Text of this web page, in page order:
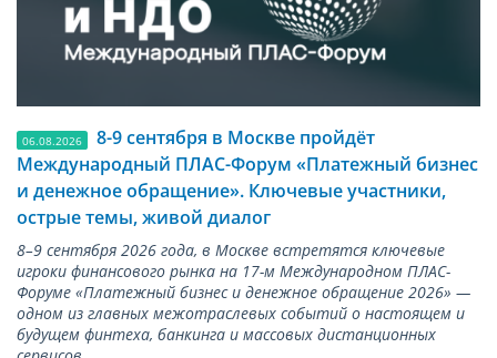
06.08.2026
8-9 сентября в Москве пройдёт
Международный ПЛАС-Форум «Платежный бизнес
и денежное обращение». Ключевые участники,
острые темы, живой диалог
8–9 сентября 2026 года, в Москве встретятся ключевые
игроки финансового рынка на 17-м Международном ПЛАС-
Форуме «Платежный бизнес и денежное обращение 2026» —
одном из главных межотраслевых событий о настоящем и
будущем финтеха, банкинга и массовых дистанционных